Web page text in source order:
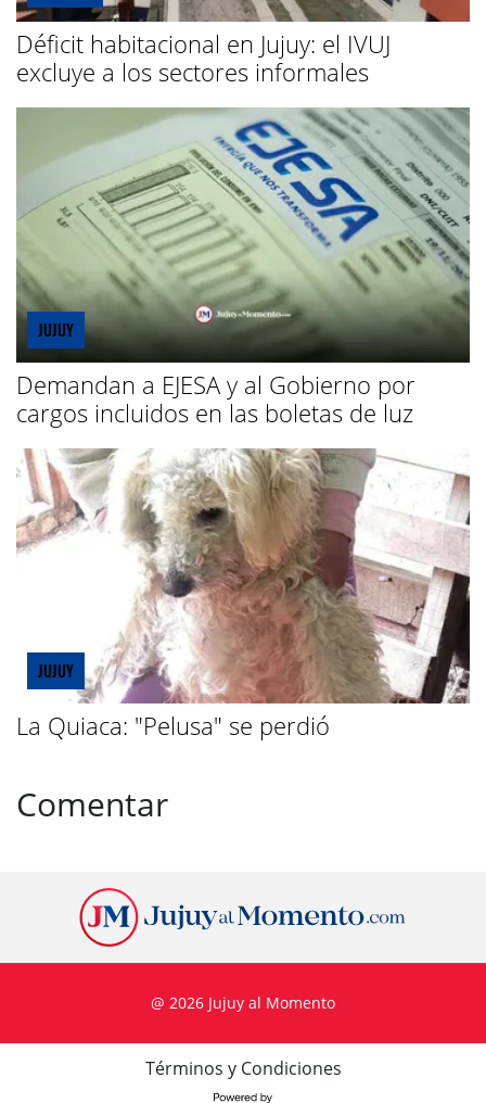
Déficit habitacional en Jujuy: el IVUJ
excluye a los sectores informales
JUJUY
Demandan a EJESA y al Gobierno por
cargos incluidos en las boletas de luz
JUJUY
La Quiaca: "Pelusa" se perdió
Comentar
@ 2026 Jujuy al Momento
Términos y Condiciones